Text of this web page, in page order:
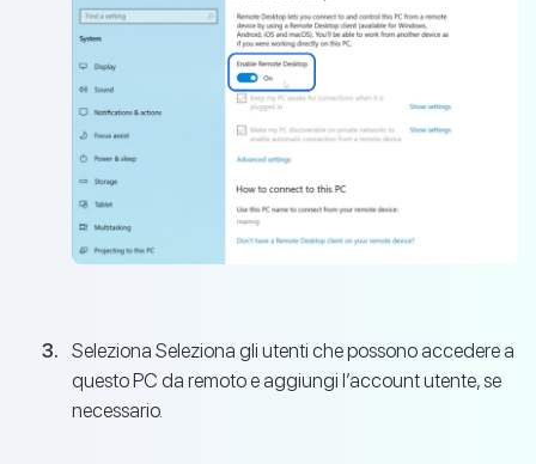
Seleziona Seleziona gli utenti che possono accedere a
questo PC da remoto e aggiungi l’account utente, se
necessario.